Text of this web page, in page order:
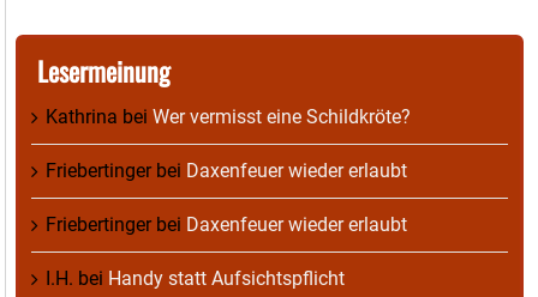
Lesermeinung
Kathrina bei Wer vermisst eine Schildkröte?
Friebertingerbei Daxenfeuer wieder erlaubt
Friebertingerbei Daxenfeuer wieder erlaubt
I.H. bei Handy statt Aufsichtspflicht